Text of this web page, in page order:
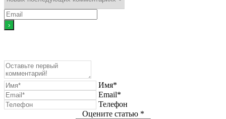
Имя*
Email*
Телефон
Оцените статью *